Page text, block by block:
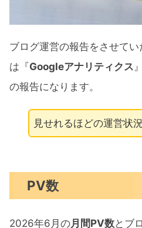
ブログ運営報告まとめ
ブログ運営の報告をさせて
は『Googleアナリティクス
の報告になります。
見せれるほどの運営状
PV数
2026年6月の月間PV数とブ